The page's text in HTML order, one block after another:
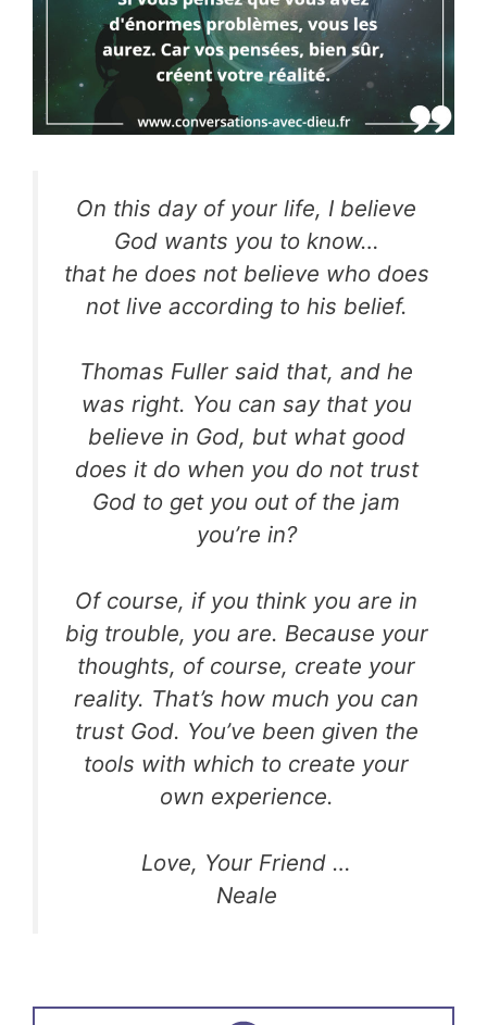
On this day of your life, I believe
God wants you to know…
that he does not believe who does
not live according to his belief.
Thomas Fuller said that, and he
was right. You can say that you
believe in God, but what good
does it do when you do not trust
God to get you out of the jam
you’re in?
Of course, if you think you are in
big trouble, you are. Because your
thoughts, of course, create your
reality. That’s how much you can
trust God. You’ve been given the
tools with which to create your
own experience.
Love, Your Friend …
Neale